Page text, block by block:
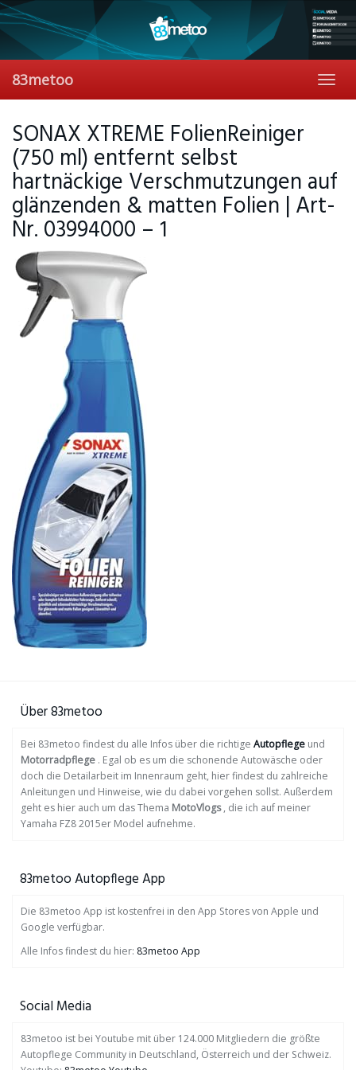
Skip
to
content
83metoo
SONAX XTREME FolienReiniger
(750 ml) entfernt selbst
hartnäckige Verschmutzungen auf
glänzenden & matten Folien | Art-
Nr. 03994000 – 1
Über 83metoo
Bei 83metoo findest du alle Infos über die richtige Autopflege und
Motorradpflege . Egal ob es um die schonende Autowäsche oder
doch die Detailarbeit im Innenraum geht, hier findest du zahlreiche
Anleitungen und Hinweise, wie du dabei vorgehen sollst. Außerdem
geht es hier auch um das Thema MotoVlogs, die ich auf meiner
Yamaha FZ8 2015er Model aufnehme.
83metoo Autopflege App
Die 83metoo App ist kostenfrei in den App Stores von Apple und
Google verfügbar.
Alle Infos findest du hier: 83metoo App
Social Media
83metoo ist bei Youtube mit über 124.000 Mitgliedern die größte
Autopflege Community in Deutschland, Österreich und der Schweiz.